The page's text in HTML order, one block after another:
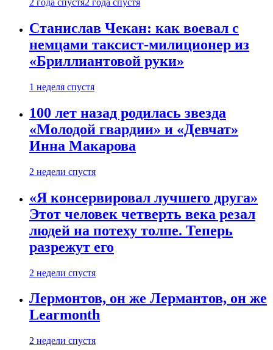
2 года спустя2 года спустя
Станислав Чекан: как воевал с
немцами таксист-милиционер из
«Бриллиантовой руки»
1 неделя спустя
100 лет назад родилась звезда
«Молодой гвардии» и «Девчат»
Инна Макарова
2 недели спустя
«Я консервировал лучшего друга»
Этот человек четверть века резал
людей на потеху толпе. Теперь
разрежут его
2 недели спустя
Лермонтов, он же Лермантов, он же
Learmonth
2 недели спустя